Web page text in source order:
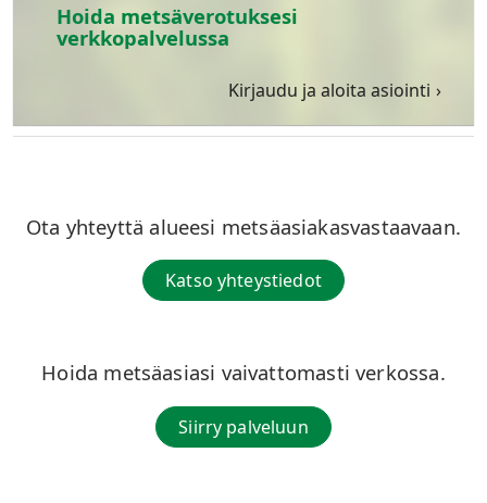
Hoida metsäverotuksesi
verkkopalvelussa
Kirjaudu ja aloita asiointi
Ota yhteyttä alueesi metsäasiakasvastaavaan.
Katso yhteystiedot
Hoida metsäasiasi vaivattomasti verkossa.
Siirry palveluun